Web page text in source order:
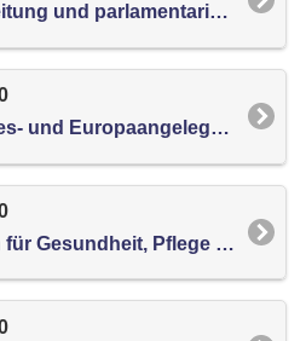
Ausschuss zur Begleitung und parlamentarischen Kontrolle der Umsetzung der Empfehlungen der Enquetekommission "Klimaschutzst
Ausschuss für Bundes- und Europaangelegenheiten, internationale Kontakte und Entwicklungszusammenarbeit
Staatliche Deputation für Gesundheit, Pflege und Verbraucherschutz